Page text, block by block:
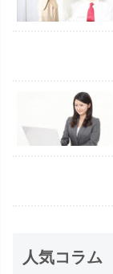
人気コラム